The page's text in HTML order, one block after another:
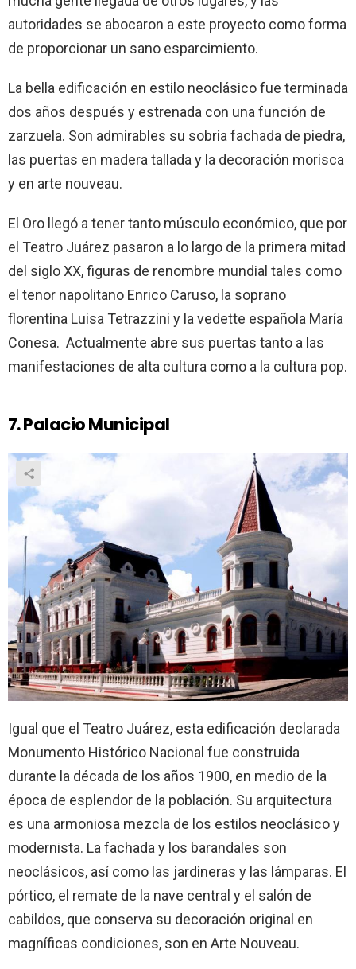
autoridades se abocaron a este proyecto como forma
de proporcionar un sano esparcimiento.
La bella edificación en estilo neoclásico fue terminada
dos años después y estrenada con una función de
zarzuela. Son admirables su sobria fachada de piedra,
las puertas en madera tallada y la decoración morisca
y en arte nouveau.
El Oro llegó a tener tanto músculo económico, que por
el Teatro Juárez pasaron a lo largo de la primera mitad
del siglo XX, figuras de renombre mundial tales como
el tenor napolitano Enrico Caruso, la soprano
florentina Luisa Tetrazzini y la vedette española María
Conesa. Actualmente abre sus puertas tanto a las
manifestaciones de alta cultura como a la cultura pop.
7. Palacio Municipal
Igual que el Teatro Juárez, esta edificación declarada
Monumento Histórico Nacional fue construida
durante la década de los años 1900, en medio de la
época de esplendor de la población. Su arquitectura
es una armoniosa mezcla de los estilos neoclásico y
modernista. La fachada y los barandales son
neoclásicos, así como las jardineras y las lámparas. El
pórtico, el remate de la nave central y el salón de
cabildos, que conserva su decoración original en
magníficas condiciones, son en Arte Nouveau.